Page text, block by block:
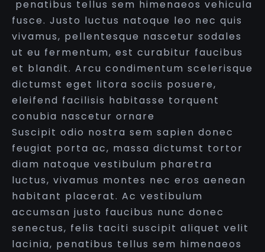
penatibus tellus sem himenaeos vehicula
fusce. Justo luctus natoque leo nec quis
vivamus, pellentesque nascetur sodales
ut eu fermentum, est curabitur faucibus
et blandit. Arcu condimentum scelerisque
dictumst eget litora sociis posuere,
eleifend facilisis habitasse torquent
conubia nascetur ornare
Suscipit odio nostra sem sapien donec
feugiat porta ac, massa dictumst tortor
diam natoque vestibulum pharetra
luctus, vivamus montes nec eros aenean
habitant placerat. Ac vestibulum
accumsan justo faucibus nunc donec
senectus, felis taciti suscipit aliquet velit
lacinia, penatibus tellus sem himenaeos